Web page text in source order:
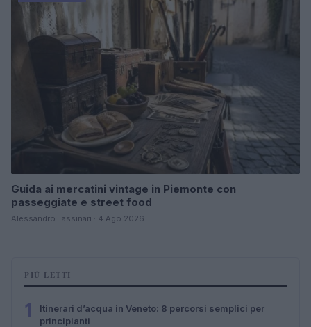
Guida ai mercatini vintage in Piemonte con
passeggiate e street food
Alessandro Tassinari · 4 Ago 2026
PIÙ LETTI
1
Itinerari d’acqua in Veneto: 8 percorsi semplici per
principianti